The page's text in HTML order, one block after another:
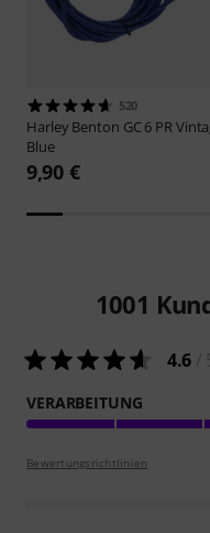
520
Harley Benton GC 6 PR
Blue
9,90 €
1001
4.6
VERARBEITUNG
Bewertungsrichtlinien